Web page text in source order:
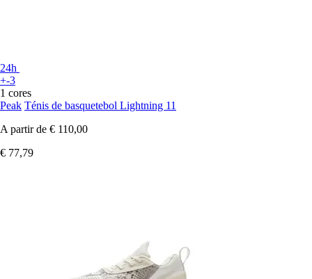
24h
+-3
1 cores
Peak Ténis de basquetebol Lightning 11
A partir de € 110,00
€ 77,79